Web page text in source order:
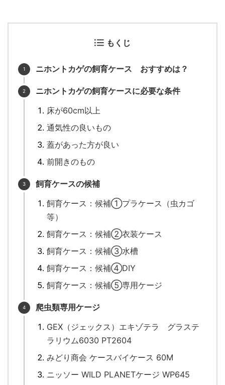
もくじ
ニホントカゲの飼育ケース おすすめは？
ニホントカゲの飼育ケースに必要な条件
床が60cm以上
通気性の良いもの
蓋があった方が良い
前開きのもの
飼育ケースの候補
飼育ケース：候補①プラケース（虫カゴ
等）
飼育ケース：候補②衣装ケース
飼育ケース：候補③水槽
飼育ケース：候補④DIY
飼育ケース：候補⑤専用ケージ
爬虫類専用ケージ
GEX（ジェックス）エキゾテラ グラステ
ラリウム6030 PT2604
みどり商会 ケースバイケース 60M
ニッソー WILD PLANETケージ WP645